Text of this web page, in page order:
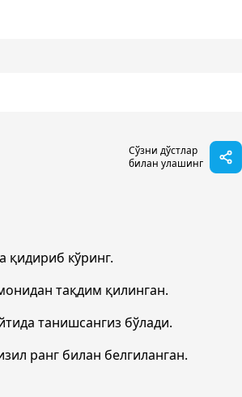
Сўзни дўстлар
билан улашинг
қидириб кўринг.
тақдим қилинган.
танишсангиз бўлади.
ранг билан белгиланган.